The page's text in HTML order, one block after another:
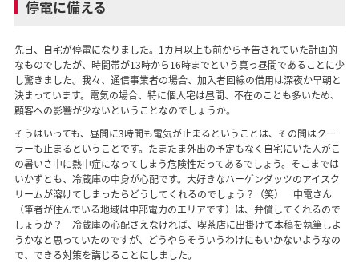
停電に備える
先日、自宅が停電になりました。1カ月以上も前から予告されていた計画的
なものでしたが、時間帯が13時から16時までという真っ昼間であることに少
し驚きました。我々、通信事業者の場合、加入者回線の借用は深夜か早朝と
決まっています。電気の場合、特に個人宅は昼間、不在のことも多いため、
顧客への影響が少ないということなのでしょうか。
そうはいっても、昼間に3時間も電気が止まるということは、その間はクー
ラーも止まるということです。たまたま外出の予定もなく自宅にいた人がこ
の暑いさ中に熱中症になってしまう危険性だってあるでしょう。そこまでは
いかずとも、冷蔵庫の中身が心配です。大好きなハーゲンダッツのアイスク
リームが溶けてしまったらどうしてくれるのでしょう？（笑） 中電さん
（筆者が住んでいる地域は中部電力のエリアです）は、弁償してくれるので
しょうか？ 冷蔵庫の心配さえなければ、喫茶店に出掛けて本稿を執筆しよ
うかなと思っていたのですが、どうやらそういうわけにもいかないようなの
で、できる対策を講じることにしました。